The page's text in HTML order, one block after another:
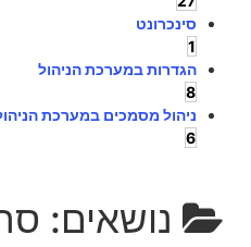
סינכרונט
1
הגדרות במערכת הניהול
8
ניהול מסמכים במערכת
6
נושאים: